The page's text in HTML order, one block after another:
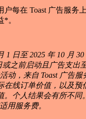
户每在 Toast 广告服务
*。
1 日至 2025 年 10 月
或之前启动且广告支出
动，来自 Toast 广告
在线订单价值，以及预
。个人结果会有所不同
用服务费。